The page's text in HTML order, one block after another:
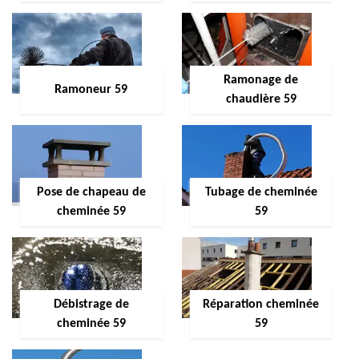
Ramoneur 59
Ramonage de
chaudière 59
Pose de chapeau de
cheminée 59
Tubage de cheminée
59
Débistrage de
cheminée 59
Réparation cheminée
59